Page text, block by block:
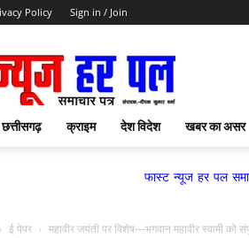
Policy Sign in / Join
छत्तीसगढ़ क्राइम देश विदेश खबर का असर
फास्ट न्यूज हर पल समाचार पत्र,
ई पेपर
महावीर जयंती पर विशेष---भगवान महावीर स्वामी को